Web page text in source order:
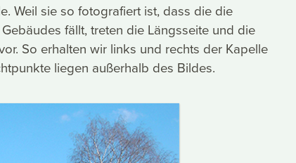
Weil sie so fotografiert ist, dass die die
fällt, treten die Längsseite und die
So erhalten wir links und rechts der Kapelle
liegen außerhalb des Bildes.